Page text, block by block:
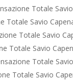
Totale
Totale Savio
Totale Savio
Totale Savio
Totale
Totale Savio